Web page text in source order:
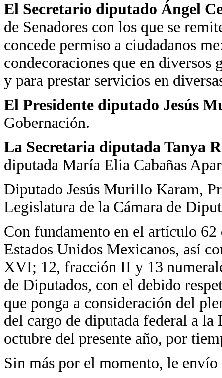
El Secretario diputado Ángel
de Senadores con los que se
concede permiso a ciudadanos
condecoraciones que en diversos
y para prestar servicios en
El Presidente diputado Jesús
Gobernación.
La Secretaria diputada Tanya
diputada María Elia Cabañas
Diputado Jesús Murillo Karam,
Legislatura de la Cámara de
Con fundamento en el artículo
Estados Unidos Mexicanos, así
XVI; 12, fracción II y 13
de Diputados, con el debido
que ponga a consideración del
del cargo de diputada federal a
octubre del presente año, por
Sin más por el momento, le